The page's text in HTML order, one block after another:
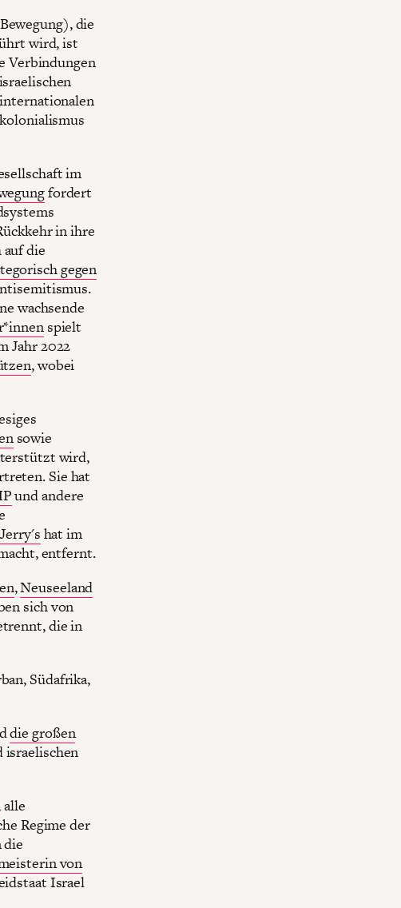
die
wird, ist
Verbindungen
im
fordert
in ihre
die
gegen
wachsende
spielt
Jahr 2022
, wobei
sowie
wird,
Sie hat
und andere
hat im
entfernt.
,Neuseeland
sich von
die in
Südafrika,
die großen
israelischen
alle
Regime der
die
von
Israel